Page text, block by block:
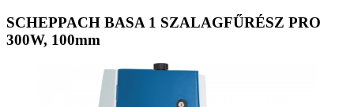
SCHEPPACH BASA 1 SZALAGFŰRÉSZ PRO
300W, 100mm